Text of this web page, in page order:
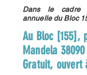
Dans le cadre
annuelle du Bloc
Au Bloc [155],
Mandela
Gratuit, ouvert